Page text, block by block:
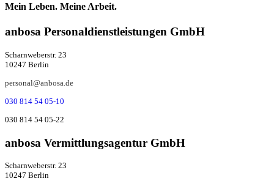
Mein Leben. Meine Arbeit.
anbosa Per­­­so­­nal­­dienst­­leis­­tung­­en GmbH
Scharnweberstr. 23
10247 Berlin
personal@anbosa.de
030 814 54 05-10
030 814 54 05-22
anbosa Ver­mitt­lungs­agen­tur GmbH
Scharnweberstr. 23
10247 Berlin